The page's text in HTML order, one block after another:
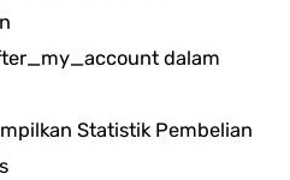
dalam
Statistik Pembelian